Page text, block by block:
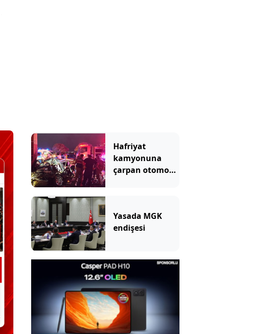
Hafriyat
kamyonuna
çarpan otomobil
Yasada MGK
endişesi